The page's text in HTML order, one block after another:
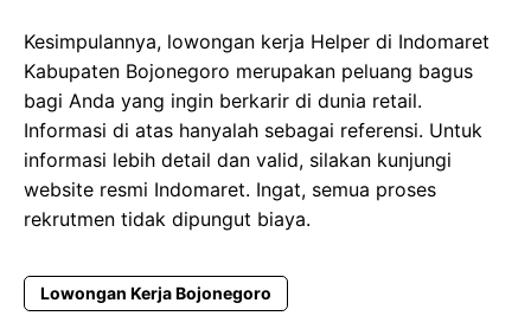
Kesimpulannya, lowongan kerja Helper di Indomaret
Kabupaten Bojonegoro merupakan peluang bagus
bagi Anda yang ingin berkarir di dunia retail.
Informasi di atas hanyalah sebagai referensi. Untuk
informasi lebih detail dan valid, silakan kunjungi
website resmi Indomaret. Ingat, semua proses
rekrutmen tidak dipungut biaya.
Lowongan Kerja Bojonegoro